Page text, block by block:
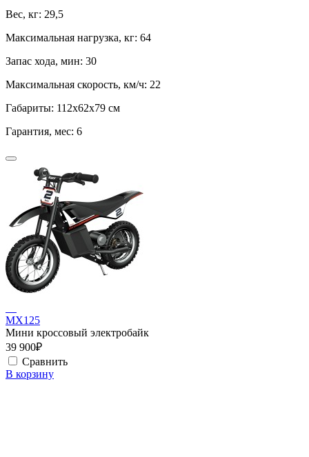
Вес, кг: 29,5
Максимальная нагрузка, кг: 64
Запас хода, мин: 30
Максимальная скорость, км/ч: 22
Габариты: 112x62x79 см
Гарантия, мес: 6
MX125
Мини кроссовый электробайк
39 900₽
Сравнить
В корзину